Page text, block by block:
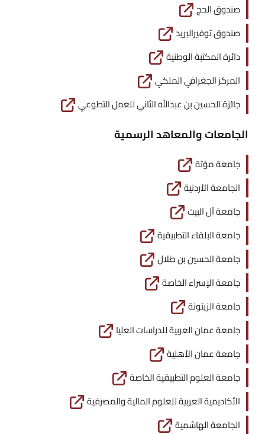
صندوق الحج
صندوق توفيرالبريد
دائرة المكتبة الوطنية
المركز الجغرافي الملكي
جائزة الحسين بن عبدالله الثاني للعمل التطوعي
الجامعات والمعاهد الرسمية
جامعة مؤتة
الجامعة الأردنية
جامعة آل البيت
جامعة البلقاء التطبيقية
جامعة الحسين بن طلال
جامعة الإسراء الخاصة
جامعة الزيتونة
جامعة عمان العربية للدراسات العليا
جامعة عمان الأهلية
جامعة العلوم التطبيقية الخاصة
الأكاديمية العربية للعلوم المالية والمصرفية
الجامعة الهاشمية